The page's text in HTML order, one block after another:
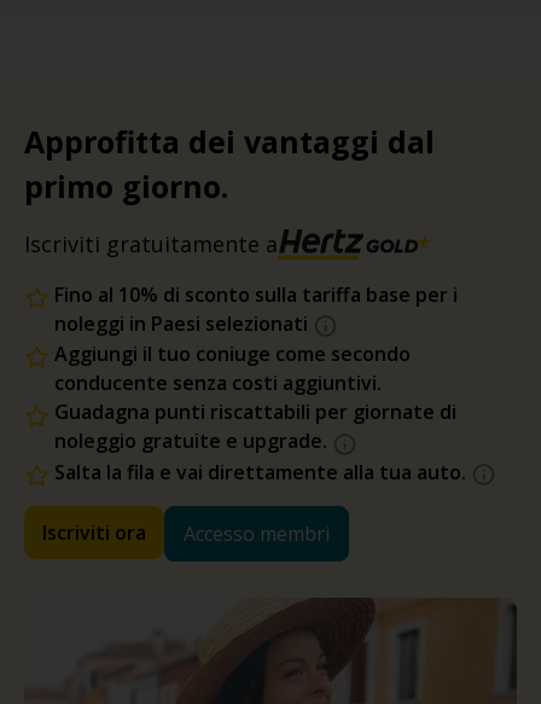
Approfitta dei vantaggi dal
primo giorno.
Iscriviti gratuitamente a
Fino al 10% di sconto sulla tariffa base per i
noleggi in Paesi selezionati
Aggiungi il tuo coniuge come secondo
conducente senza costi aggiuntivi.
Guadagna punti riscattabili per giornate di
noleggio gratuite e upgrade.
Salta la fila e vai direttamente alla tua auto.
Iscriviti ora Accesso membri